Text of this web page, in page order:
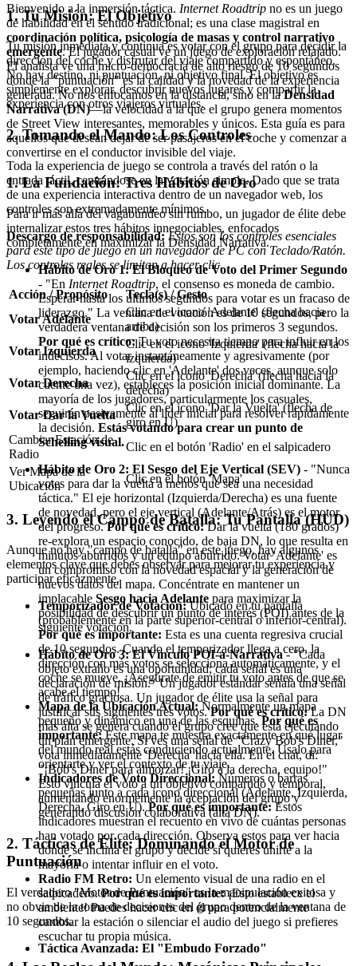
1. Tu Misión: El Objetivo
Tu misión inmediata y continua es votar con el grupo para decidir la
dirección del coche y disfrutar del viaje compartido y espontáneo.
No hay destino, ni puntuación, ni objetivo final. El objetivo es
simplemente explorar, descubrir nuevos lugares y compartir la
experiencia con otros viajeros virtuales.
2. Tomando el Mando: Los Controles
Toda la experiencia de juego se controla a través del ratón o la
entrada táctil, centrándose en la votación simple. Dado que se trata
de una experiencia interactiva dentro de un navegador web, los
controles son extremadamente mínimos.
Descargo de responsabilidad: Estos son los controles esenciales
para este tipo de juego en un navegador de PC con Teclado/Ratón.
Los controles reales se limitan a hacer clic.
Acción / Propósito
Tecla(s) / Gesto
Votar Adelante
Clic en el icono 'Adelante' (flecha hacia
arriba)
Votar Izquierda
Clic en el icono 'Izquierda' (flecha hacia la
izquierda)
Votar Derecha
Clic en el icono 'Derecha' (flecha hacia la
derecha)
Votar Dar la Vuelta
Clic en el icono 'Dar la Vuelta' (flecha de
giro en U)
Cambiar Estación de
Radio
Clic en el botón 'Radio' en el salpicadero
Ver Mapa de la
Ubicación
Clic en el botón 'Mapa'
3. Leyendo el Campo de Batalla: Tu Pantalla (HUD)
Aunque no hay "campo de batalla" en este juego, hay algunos
elementos clave que debes observar para mejorar tu experiencia y
participar eficazmente.
Temporizador de Votación:Ubicado en tu pantalla
(probablemente en la parte superior-central o inferior-central).
Por qué es importante: Esta es una cuenta regresiva crucial
de 10 segundos. Cuando el temporizador llega a cero, la
dirección con más votos se selecciona automáticamente, y el
coche se mueve. ¡Asegúrate de emitir tu voto antes de que se
acabe el tiempo!
Mapa de la Ubicación Actual:Normalmente un mapa
pequeño y dinámico en una de las esquinas.Por qué es
importante:Este mapa te muestra exactamente en qué lugar
del mundo real estás conduciendo actualmente. Úsalo para
orientarte y ver el contexto de tu viaje.
Indicadores de Voto Direccional: Números o barras
pequeñas junto a cada icono direccional (Adelante, Izquierda,
Derecha, Giro en U).Por qué es importante:Estos
indicadores muestran el recuento en vivo de cuántas personas
han votado por cada dirección. Observa estos para ver hacia
dónde se inclina el grupo y decide si quieres unirte a la
mayoría o intentar influir en el voto.
Radio FM Retro: Un elemento visual de una radio en el
salpicadero.Por qué es importante:¡Esto establece el
ambiente! Puedes hacer clic en él para potencialmente
cambiar la estación o silenciar el audio del juego si prefieres
escuchar tu propia música.
Bienvenido a la inmersión táctica. Internet Roadtrip no es un juego
de habilidad en el sentido tradicional; es una clase magistral en
coordinación política, psicología de masas y control narrativo
emergente. El jugador casual ve un juego de exploración relajado.
El analista ve una micro-democracia de alto riesgo de 10 segundos
donde la "puntuación" es la calidad y la novedad de la experiencia
generada. No nos enfocamos en la distancia, sino en laDensidad
Narrativa (DN)—la velocidad a la que el grupo genera momentos
de Street View interesantes, memorables y únicos. Esta guía es para
aquellos que desean dejar de ser pasajeros en el coche y comenzar a
convertirse en el conductor invisible del viaje.
1. La Fundación: Tres Hábitos de Oro
Para ir más allá del vagabundeo sin rumbo, un jugador de élite debe
internalizar estos tres hábitos innegociables, enfocados
completamente en maximizar la Densidad Narrativa.
Hábito de Oro 1: El Bloqueo de Voto del Primer Segundo
- "En Internet Roadtrip, el consenso es moneda de cambio.
Esperar hasta los últimos segundos para votar es un fracaso de
liderazgo." La ventana de votación es de 10 segundos, pero la
verdadera ventana de decisión son los primeros 3 segundos.
Por qué es crítico:Tu voto necesita tiempo para influir en los
indecisos. Al votar instantáneamente y agresivamente (por
ejemplo, haciendo clic en 'Adelante' dos veces, aunque solo
cuente una vez), estableces la posición inicial dominante. La
mayoría de los jugadores, particularmente los casuales,
seguirán pasivamente al líder inicial para resolver rápidamente
la decisión. Estás votando para crear un punto de
Schelling visual.
Hábito de Oro 2: El Sesgo del Eje Vertical (SEV) - "Nunca
votes para dar la vuelta a menos que sea una necesidad
táctica." El eje horizontal (Izquierda/Derecha) es una fuente
de novedad, pero el eje vertical (Adelante/Atrás) es el motor
del progreso.Por qué es crítico:Dar la vuelta (180 grados)
re-explora un espacio conocido, de baja DN, lo que resulta en
minutos aburridos y un equipo aburrido. Votar 'Adelante' es
un compromiso con la novedad espacial y la generación de
nuevos datos del mapa. Concéntrate en mantener un
implacable Sesgo hacia Adelante para maximizar la
posibilidad de descubrir un punto de interés (POI) antes de la
siguiente votación.
Hábito de Oro 3: El Vínculo POI-a-Narrativa- "Cada
objeto extraño es una oportunidad; cada señal es una
declaración de misión." Un jugador estándar señala una señal
de tráfico graciosa. Un jugador de élite usa la señal para
justificar sus siguientes tres votos.Por qué es crítico:La DN
más alta se genera cuando el grupo cree que está ejecutando
un plan emergente. Si ves una señal de "Crazy Bob's Diner,"
vota inmediatamente 'Derecha' hacia ella. En el chat, di:
"¡Bob's Diner para almorzar! ¡Giro a la derecha, equipo!"
Esto vincula el voto a un objetivo compartido y temporal,
aumentando enormemente la aceptación del grupo y
generando discusión colaborativa (alta DN).
2. Tácticas de Élite: Dominando el Motor de
Puntuación
El verdadero "Motor de Puntuación" es la manipulación exitosa y
no obvia de la toma de decisiones del grupo dentro de la ventana de
10 segundos.
Táctica Avanzada: El "Embudo Forzado"